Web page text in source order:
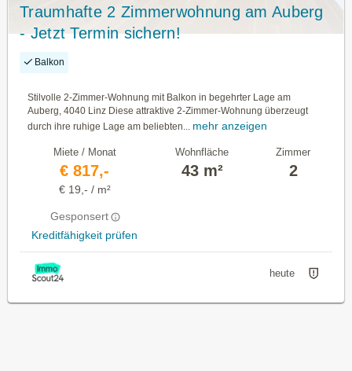
Traumhafte 2 Zimmerwohnung am Auberg
- Jetzt Termin sichern!
Balkon
Stilvolle 2-Zimmer-Wohnung mit Balkon in begehrter Lage am
Auberg, 4040 Linz Diese attraktive 2-Zimmer-Wohnung überzeugt
durch ihre ruhige Lage am beliebten... mehr anzeigen
Miete / Monat
€ 817,-
€ 19,- / m²
Gesponsert
Kreditfähigkeit prüfen
Wohnfläche
43 m²
Zimmer
2
heute